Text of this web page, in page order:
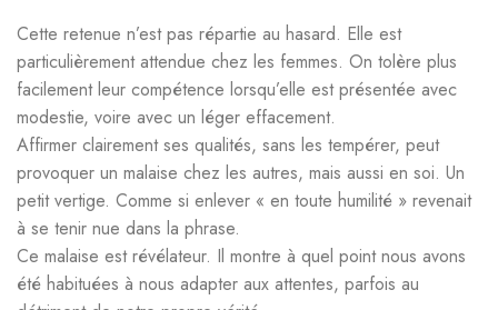
Cette retenue n’est pas répartie au hasard. Elle est
particulièrement attendue chez les femmes. On tolère plus
facilement leur compétence lorsqu’elle est présentée avec
modestie, voire avec un léger effacement.
Affirmer clairement ses qualités, sans les tempérer, peut
provoquer un malaise chez les autres, mais aussi en soi. Un
petit vertige. Comme si enlever « en toute humilité » revenait
à se tenir nue dans la phrase.
Ce malaise est révélateur. Il montre à quel point nous avons
été habituées à nous adapter aux attentes, parfois au